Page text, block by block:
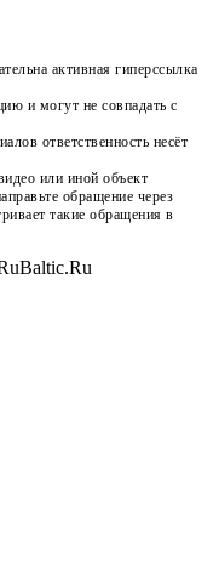
активная гиперссылка
и могут не совпадать с
ответственность несёт
или иной объект
обращение через
такие обращения в